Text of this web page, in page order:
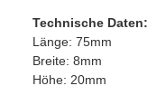
Technische Daten:
Länge: 75mm
Breite: 8mm
Höhe: 20mm